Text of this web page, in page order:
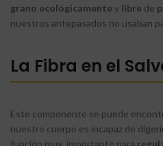
grano ecológicamente y libre de
nuestros antepasados no usaban
La Fibra en el
Este componente se puede
nuestro cuerpo es incapaz de